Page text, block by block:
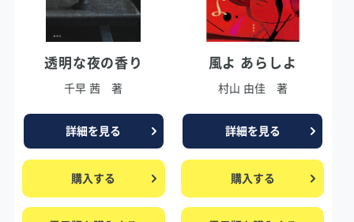
透明な夜の香り
千早 茜 著
詳細を見る
購入する
風よ あらしよ
村山 由佳 著
詳細を見る
購入する